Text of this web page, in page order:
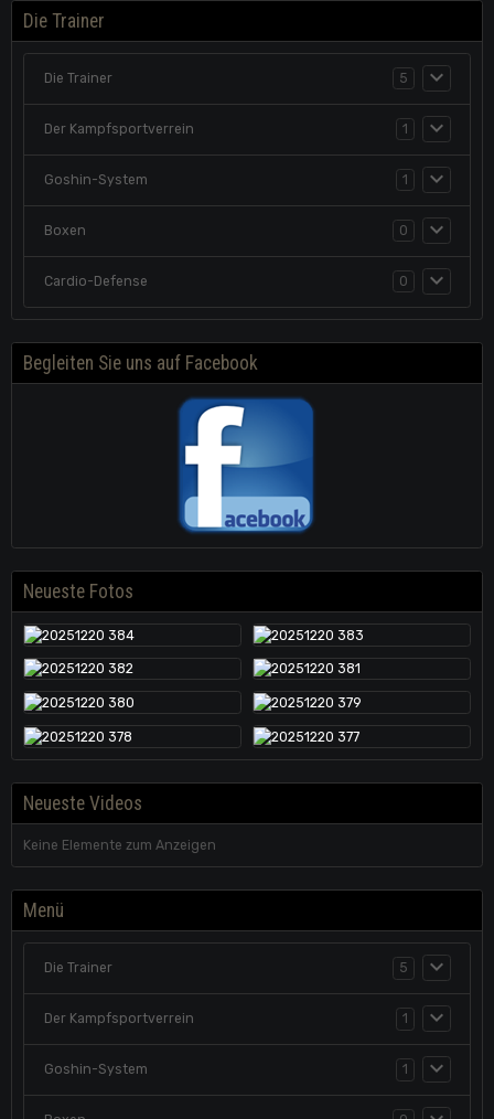
Die Trainer
Die Trainer 5
Der Kampfsportverrein 1
Goshin-System 1
Boxen 0
Cardio-Defense 0
Begleiten Sie uns auf Facebook
Neueste Fotos
Neueste Videos
Keine Elemente zum Anzeigen
Menü
Die Trainer 5
Der Kampfsportverrein 1
Goshin-System 1